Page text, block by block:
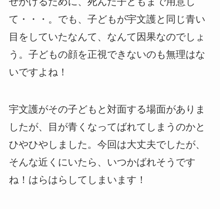
て・・・。でも、子どもが宇文護と同じ青い
目をしていたなんて、なんて因果なのでしょ
う。子どもの顔を正視できないのも無理はな
いですよね！
宇文護がその子どもと対面する場面がありま
したが、目が青くなってばれてしまうのかと
ひやひやしました。今回は大丈夫でしたが、
そんな近くにいたら、いつかばれそうです
ね！はらはらしてしまいます！